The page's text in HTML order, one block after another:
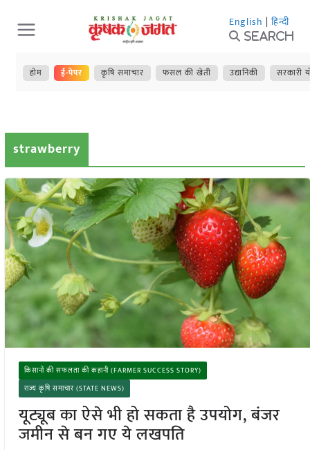
Skip
to
content
English | हिन्दी
Search
होम ई-पेपर कृषि समाचार फसल की खेती उद्यानिकी सरकारी
strawberry
किसानों की सफलता की कहानी (FARMER SUCCESS STORY)
राज्य कृषि समाचार (STATE NEWS)
यूट्यूब का ऐसे भी हो सकता है उपयोग, बंजर
जमीन से बन गए ये लखपति